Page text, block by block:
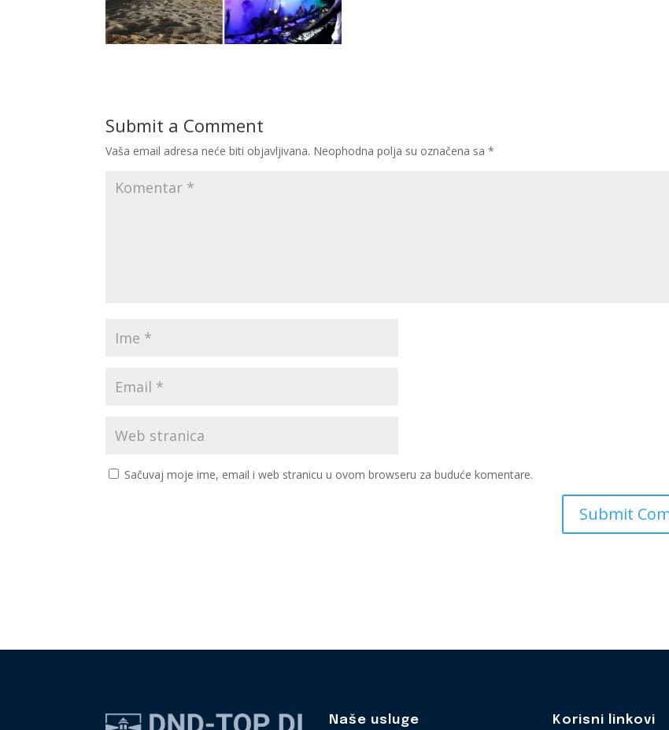
Submit a Comment
Vaša email adresa neće biti objavljivana. Neophodna polja su označena sa*
Sačuvaj moje ime, email i web stranicu u ovom browseru za buduće komentare.
Naše usluge Korisni linkovi